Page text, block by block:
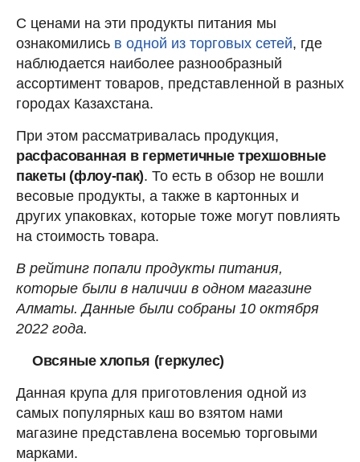
С ценами на эти продукты питания мы
ознакомились в одной из торговых сетей, где
наблюдается наиболее разнообразный
ассортимент товаров, представленной в разных
городах Казахстана.
При этом рассматривалась продукция,
расфасованная в герметичные трехшовные
пакеты (флоу-пак). То есть в обзор не вошли
весовые продукты, а также в картонных и
других упаковках, которые тоже могут повлиять
на стоимость товара.
В рейтинг попали продукты питания,
которые были в наличии в одном магазине
Алматы. Данные были собраны 10 октября
2022 года.
Овсяные хлопья (геркулес)
Данная крупа для приготовления одной из
самых популярных каш во взятом нами
магазине представлена восемью торговыми
марками.